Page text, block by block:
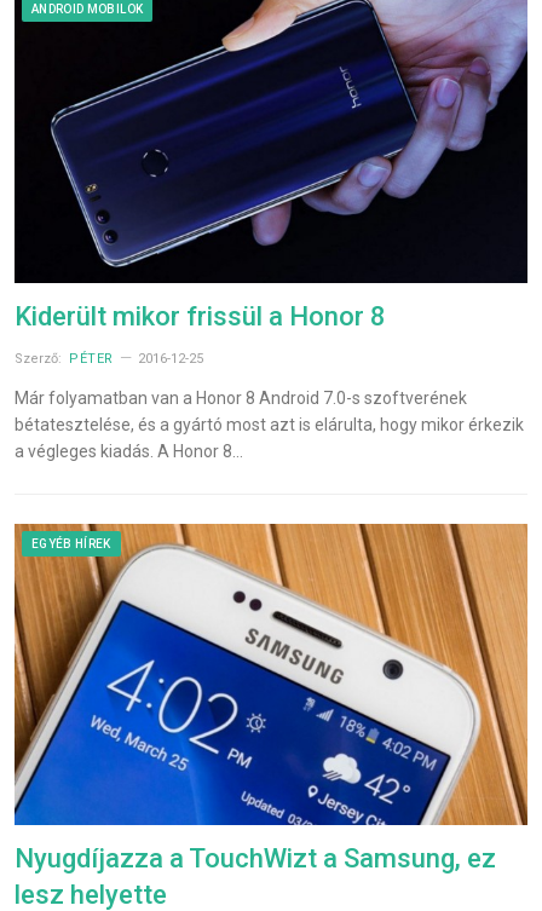
ANDROID MOBILOK
Kiderült mikor frissül a Honor 8
Szerző: PÉTER 2016-12-25
Már folyamatban van a Honor 8 Android 7.0-s szoftverének
bétatesztelése, és a gyártó most azt is elárulta, hogy mikor érkezik
a végleges kiadás. A Honor 8…
EGYÉB HÍREK
Nyugdíjazza a TouchWizt a Samsung, ez
lesz helyette